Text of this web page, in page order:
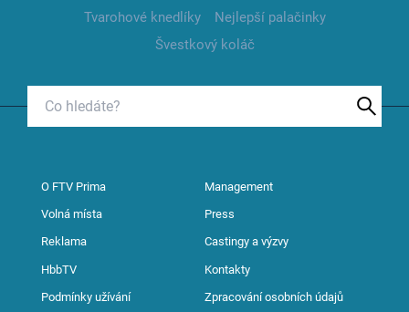
Tvarohové knedlíky
Nejlepší palačinky
Švestkový koláč
O FTV Prima Management
Volná místa Press
Reklama Castingy a výzvy
HbbTV Kontakty
Podmínky užívání Zpracování osobních údajů